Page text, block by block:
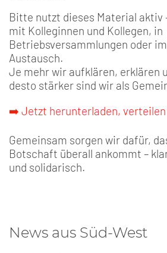
Bitte nutzt dieses Material aktiv
mit Kolleginnen und Kollegen, in
Betriebsversammlungen oder
Austausch.
Je mehr wir aufklären, erklären
desto stärker sind wir als
➡️ Jetzt herunterladen,
Gemeinsam sorgen wir dafür,
Botschaft überall ankommt –
und solidarisch.
News aus Süd-West